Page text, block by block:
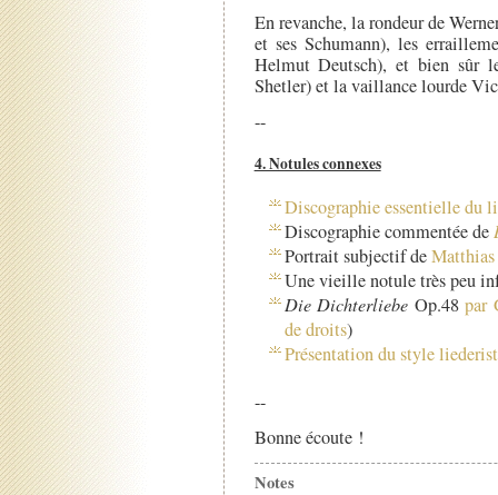
En revanche, la rondeur de
et ses Schumann), les
Helmut Deutsch), et bien sûr
Shetler) et la vaillance lourde
--
4. Notules connexes
Discographie essentielle du
Discographie commentée de
Portrait subjectif deMatthias
Une vieille notule très peu
Die Dichterliebe Op.48par
de droits)
Présentation du style
--
Bonne écoute !
Notes